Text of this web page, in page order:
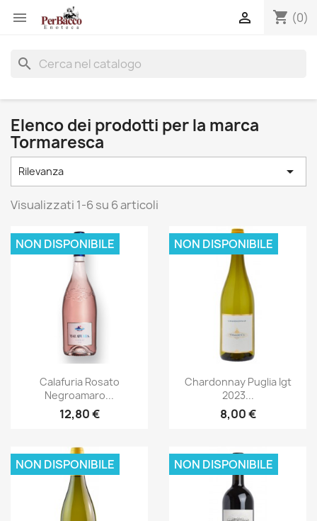
 shopping_cart (0)

search
Elenco dei prodotti per la marca
Tormaresca
Rilevanza 
Visualizzati 1-6 su 6 articoli
Anteprima
Calafuria Rosato
Negroamaro...
12,80 €
NON DISPONIBILE
Anteprima
Chardonnay Puglia Igt
2023...
8,00 €
NON DISPONIBILE
NON DISPONIBILE NON DISPONIBILE